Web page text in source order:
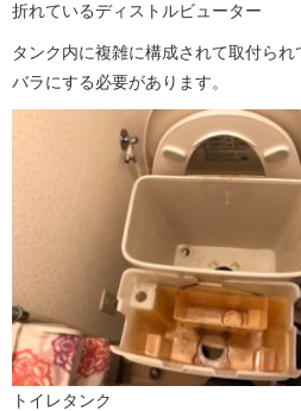
折れているディストルビューター
タンク内に複雑に構成されて取付ら
バラにする必要があります。
トイレタンク